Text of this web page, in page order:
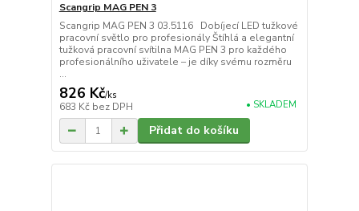
Scangrip MAG PEN 3
Scangrip MAG PEN 3 03.5116 Dobíjecí LED tužkové
pracovní světlo pro profesionály Štíhlá a elegantní
tužková pracovní svítilna MAG PEN 3 pro každého
profesionálního uživatele – je díky svému rozměru
...
826 Kč/ks
683 Kč bez DPH • SKLADEM
Přidat do košíku